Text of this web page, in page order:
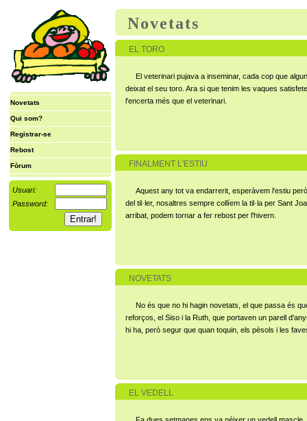
Novetats
Qui som?
Registrar-se
Rebost
Fòrum
Usuari:
Password:
Novetats
EL TORO
El veterinari pujava a inseminar, cada cop que
deixat el seu toro. Ara si que tenim les vaques
l'encerta més que el veterinari.
FINALMENT L'ESTIU
Aquest any tot va endarrerit, esperàvem l'estiu
del til·ler, nosaltres sempre collíem la til·la per Sant
arribat, podem tornar a fer rebost per l'hivern.
NOVETATS
No és que no hi hagin novetats, el que passa és
reforços, el Siso i la Ruth, que portaven un parell
hi ha, però segur que quan toquin, els pèsols i les
EL VEDELL